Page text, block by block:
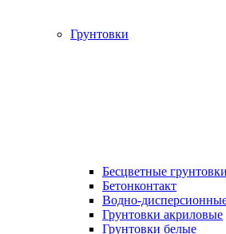
Грунтовки
Бесцветные грунтовки
Бетонконтакт
Водно-
Грунтовки акриловые
Грунтовки белые